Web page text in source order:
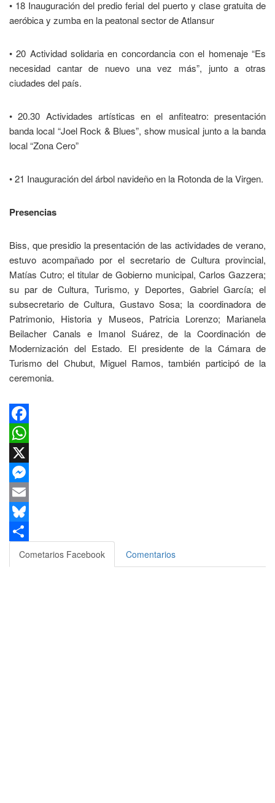
• 18 Inauguración del predio ferial del puerto y clase gratuita de
aeróbica y zumba en la peatonal sector de Atlansur
• 20 Actividad solidaria en concordancia con el homenaje “Es
necesidad cantar de nuevo una vez más”, junto a otras
ciudades del país.
• 20.30 Actividades artísticas en el anfiteatro: presentación
banda local “Joel Rock & Blues”, show musical junto a la banda
local “Zona Cero”
• 21 Inauguración del árbol navideño en la Rotonda de la Virgen.
Presencias
Biss, que presidio la presentación de las actividades de verano,
estuvo acompañado por el secretario de Cultura provincial,
Matías Cutro; el titular de Gobierno municipal, Carlos Gazzera;
su par de Cultura, Turismo, y Deportes, Gabriel García; el
subsecretario de Cultura, Gustavo Sosa; la coordinadora de
Patrimonio, Historia y Museos, Patricia Lorenzo; Marianela
Beilacher Canals e Imanol Suárez, de la Coordinación de
Modernización del Estado. El presidente de la Cámara de
Turismo del Chubut, Miguel Ramos, también participó de la
ceremonia.
Facebook
WhatsApp
X
Messenger
Email
Bluesky
Compartir
Cometarios Facebook Comentarios